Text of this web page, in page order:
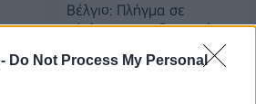
Do Not Process My Personal
τις
Βέλγιο: Πλήγμα σε
κύκλωμα που διακινούσε
κοκαΐνη στην Ευρώπη